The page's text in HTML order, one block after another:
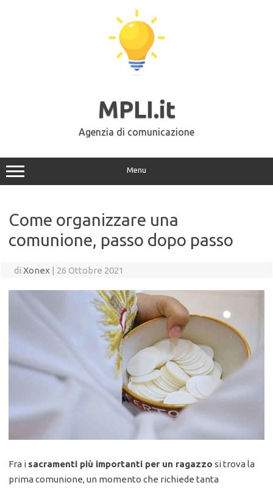
MPLI.it
Agenzia di comunicazione
Menu
Come organizzare una
comunione, passo dopo passo
di Xonex | 26 Ottobre 2021
Fra i sacramenti più importanti per un ragazzo si trova la
prima comunione, un momento che richiede tanta